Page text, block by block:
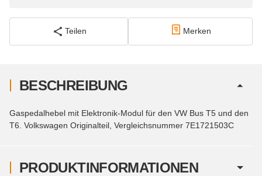
Teilen Merken
PRODUKTINFORMATIONEN
BESCHREIBUNG
Gaspedalhebel mit Elektronik-Modul für den VW Bus T5 und den
T6. Volkswagen Originalteil, Vergleichsnummer 7E1721503C